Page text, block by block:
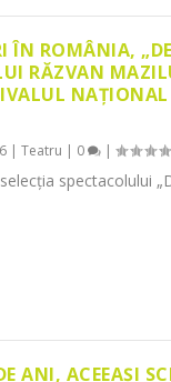
ÎN ROMÂNIA, „DE
RĂZVAN
NAȚIONAL
| Teatru | 0 |
spectacolului
ANI, ACEEAȘI